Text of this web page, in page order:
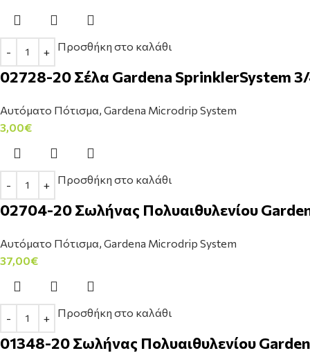
Προσθήκη στο καλάθι
02728-20 Σέλα Gardena SprinklerSystem
Αυτόματο Πότισμα, Gardena Microdrip System
3,00€
Προσθήκη στο καλάθι
02704-20 Σωλήνας Πολυαιθυλενίου
Αυτόματο Πότισμα, Gardena Microdrip System
37,00€
Προσθήκη στο καλάθι
01348-20 Σωλήνας Πολυαιθυλενίου